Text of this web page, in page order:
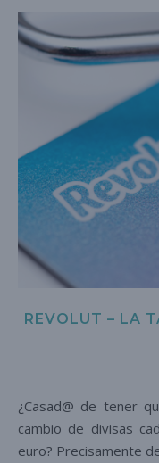
REVOLUT – LA
¿Casad@ de tener que solicitar a tu entidad bancaria el
cambio de divisas
euro? Precisamente